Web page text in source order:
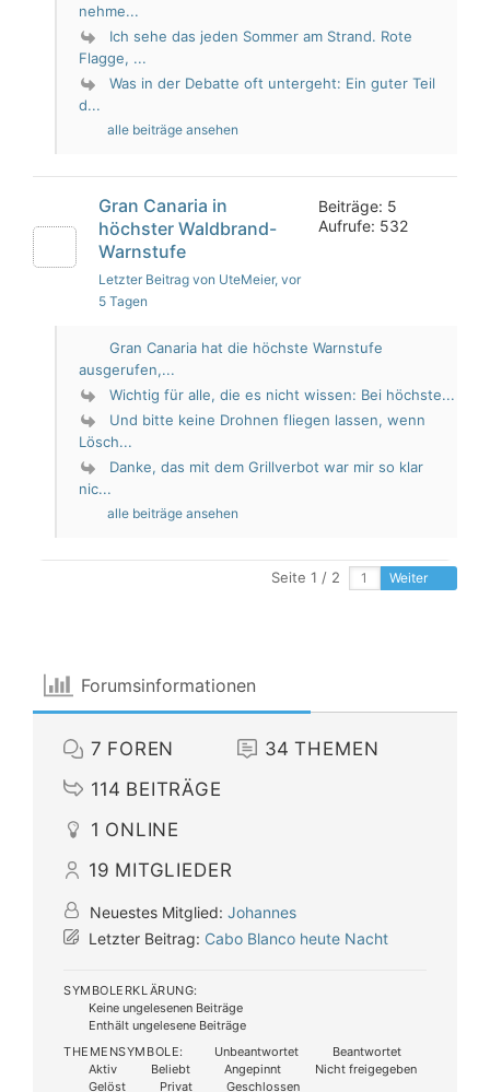
nehme...
Ich sehe das jeden Sommer am Strand. Rote
Flagge, ...
Was in der Debatte oft untergeht: Ein guter Teil
d...
alle beiträge ansehen
Gran Canaria in
höchster Waldbrand-
Warnstufe
Letzter Beitrag von UteMeier, vor
5 Tagen
Beiträge: 5
Aufrufe: 532
Gran Canaria hat die höchste Warnstufe
ausgerufen,...
Wichtig für alle, die es nicht wissen: Bei höchste...
Und bitte keine Drohnen fliegen lassen, wenn
Lösch...
Danke, das mit dem Grillverbot war mir so klar
nic...
alle beiträge ansehen
Seite 1 / 2 Weiter
Forumsinformationen
7 FOREN 34 THEMEN
114 BEITRÄGE
1 ONLINE
19 MITGLIEDER
Neuestes Mitglied: Johannes
Letzter Beitrag: Cabo Blanco heute Nacht
SYMBOLERKLÄRUNG:
Keine ungelesenen Beiträge
Enthält ungelesene Beiträge
THEMENSYMBOLE:
Unbeantwortet
Beantwortet
Aktiv
Beliebt Angepinnt
Nicht freigegeben
Gelöst
Privat Geschlossen